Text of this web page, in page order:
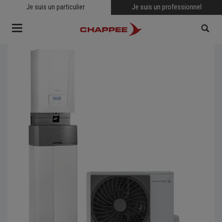
Je suis un particulier Je suis un professionnel
Toggle